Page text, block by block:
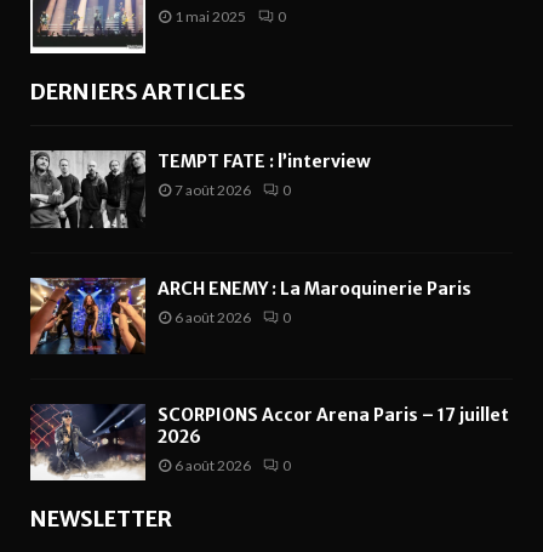
1 mai 2025 0
DERNIERS ARTICLES
TEMPT FATE : l’interview
7 août 2026 0
ARCH ENEMY : La Maroquinerie Paris
6 août 2026 0
SCORPIONS Accor Arena Paris – 17 juillet
2026
6 août 2026 0
NEWSLETTER